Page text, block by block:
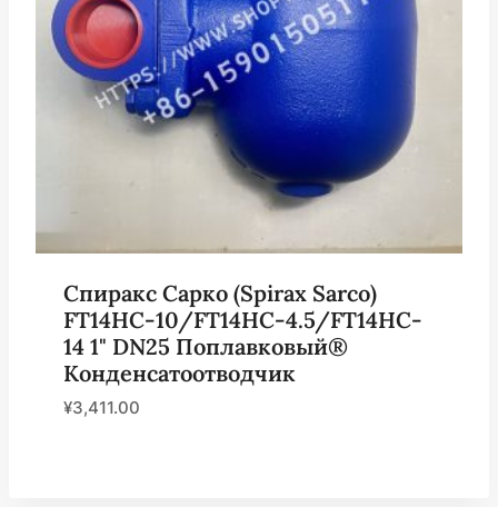
Спиракс Сарко (Spirax Sarco)
FT14HC-10/FT14HC-4.5/FT14HC-
14 1" DN25 Поплавковый®
Конденсатоотводчик
¥3,411.00